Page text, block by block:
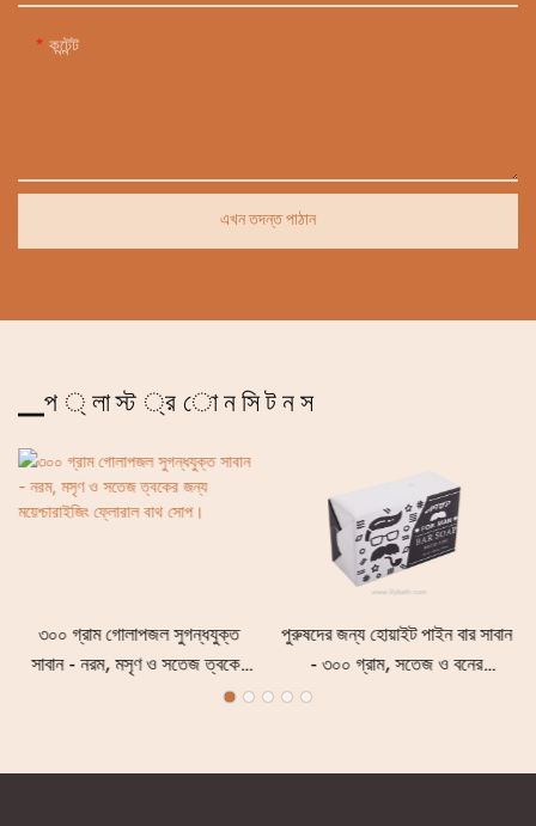
কন্টেন্ট
এখন তদন্ত পাঠান
▁প ্ লা স্ট ্র ো ন সি ট ন স
৩০০ গ্রাম গোলাপজল সুগন্ধযুক্ত
সাবান - নরম, মসৃণ ও সতেজ ত্বকের
জন্য ময়েশ্চারাইজিং ফ্লোরাল বাথ
পুরুষদের জন্য হোয়াইট পাইন বার সাবান
- ৩০০ গ্রাম, সতেজ ও বনের
সুগন্ধযুক্ত ময়েশ্চারাইজিং ও গভীর